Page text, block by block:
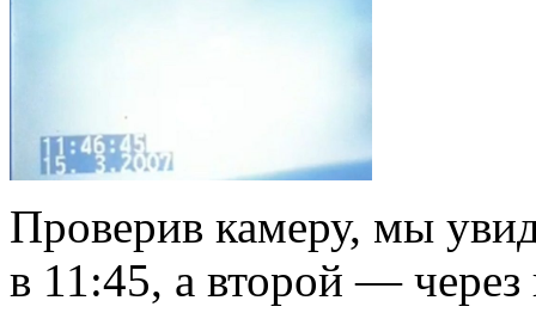
Проверив камеру, мы
в 11:45, а второй —